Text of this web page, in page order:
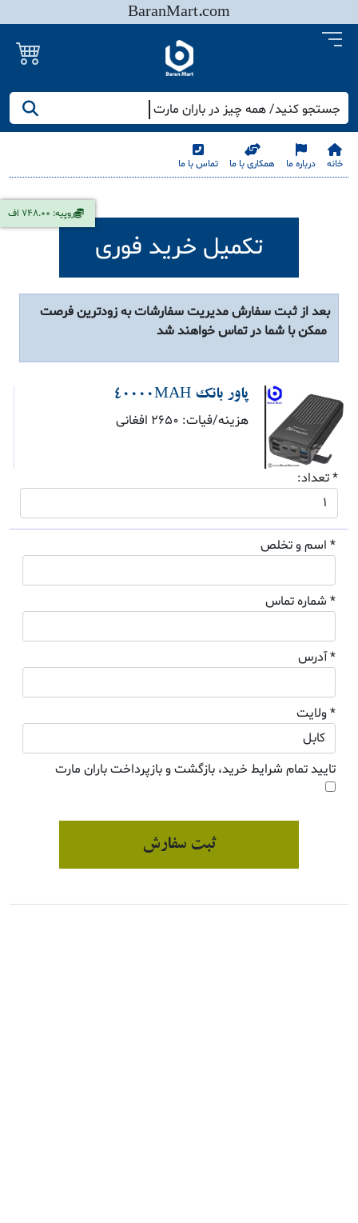
BaranMart.com
جستجو کنید/ همه چیز در باران مارت
خانه درباره ما همکاری با ما تماس با ما
روپیه: 748.00 اف
تکمیل خرید فوری
بعد از ثبت سفارش مدیریت سفارشات به زودترین فرصت
ممکن با شما در تماس خواهند شد
پاور بانک 40000MAH
هزینه/فیات: 2650 افغانی
* تعداد:
* اسم و تخلص
* شماره تماس
* آدرس
* ولایت
تایید تمام شرایط خرید، بازگشت و بازپرداخت باران مارت
ثبت سفارش